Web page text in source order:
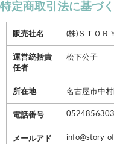
特定商取引法に基づ
販売社名 (株)ＳＴＯＲ
運営統括責
任者
松下公子
所在地 名古屋市中
電話番号 0524856303
メールアド
info@story-